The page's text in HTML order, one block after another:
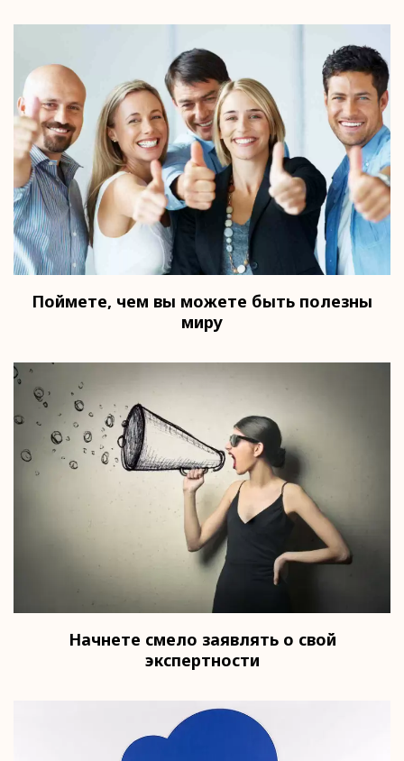
Поймете, чем вы можете быть полезны
миру
Начнете смело заявлять о свой
экспертности